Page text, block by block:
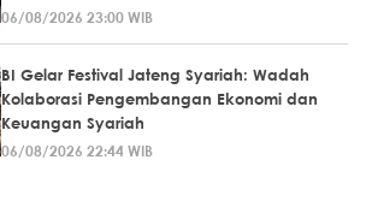
06/08/2026 23:00 WIB
BI Gelar Festival Jateng Syariah: Wadah
Kolaborasi Pengembangan Ekonomi dan
Keuangan Syariah
06/08/2026 22:44 WIB